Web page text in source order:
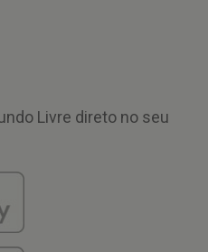
Livre direto no seu